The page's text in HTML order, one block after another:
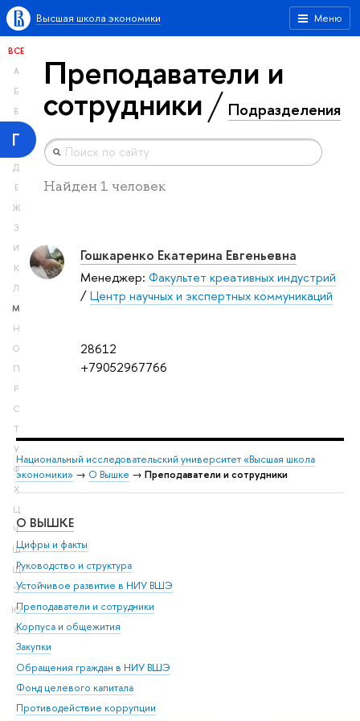
Меню
Высшая школа экономики
ВСЕ
А
Б
В
Г
Д
Е
Ж
З
И
К
Л
М
Н
О
П
Р
С
Т
У
Ф
Х
Ц
Ч
Ш
Щ
Э
Ю
Я
Преподаватели и
сотрудники Подразделения
Найден 1 человек
28612
+79052967766
Гошкаренко Екатерина Евгеньевна
Менеджер: Факультет креативных индустрий
/Центр научных и экспертных коммуникаций
Национальный исследовательский университет «Высшая школа
экономики» → О Вышке → Преподаватели и сотрудники
О ВЫШКЕ
Цифры и факты
Руководство и структура
Устойчивое развитие в НИУ ВШЭ
Преподаватели и сотрудники
Корпуса и общежития
Закупки
Обращения граждан в НИУ ВШЭ
Фонд целевого капитала
Противодействие коррупции